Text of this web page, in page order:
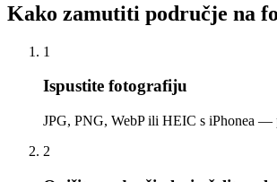
Kako zamutiti područje na
1
Ispustite fotografiju
JPG, PNG, WebP ili HEIC s iPhonea —
2